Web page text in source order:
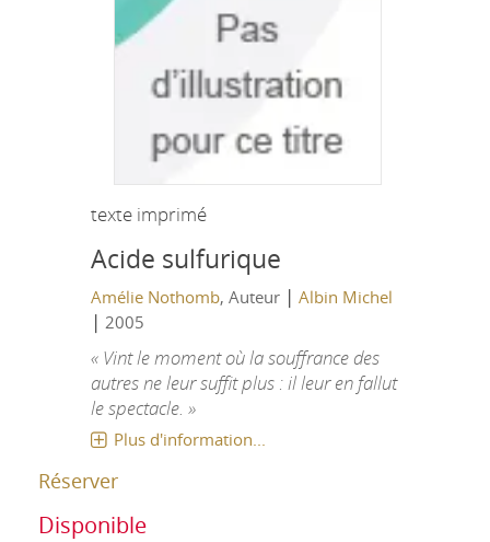
texte imprimé
Acide sulfurique
Amélie Nothomb, Auteur | Albin Michel
| 2005
« Vint le moment où la souffrance des
autres ne leur suffit plus : il leur en fallut
le spectacle. »
Plus d'information...
Réserver
Disponible